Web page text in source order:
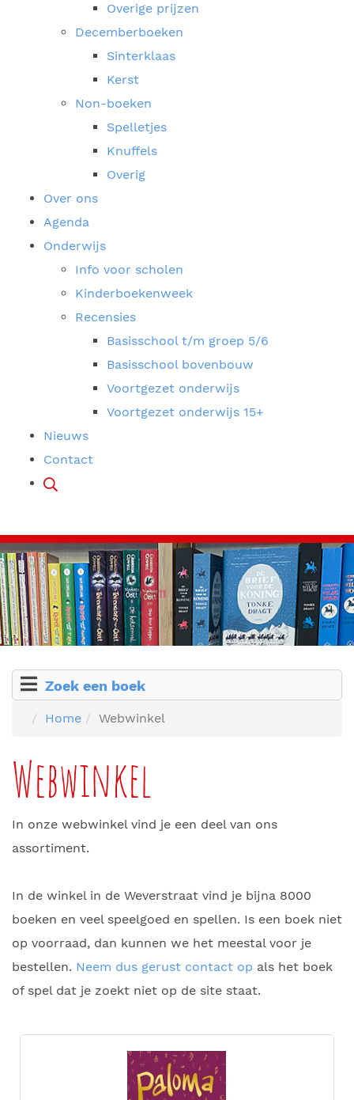
Overige prijzen
Decemberboeken
Sinterklaas
Kerst
Non-boeken
Spelletjes
Knuffels
Overig
Over ons
Agenda
Onderwijs
Info voor scholen
Kinderboekenweek
Recensies
Basisschool t/m groep 5/6
Basisschool bovenbouw
Voortgezet onderwijs
Voortgezet onderwijs 15+
Nieuws
Contact
Zoek een boek
Home Webwinkel
Webwinkel
In onze webwinkel vind je een deel van ons
assortiment.
In de winkel in de Weverstraat vind je bijna 8000
boeken en veel speelgoed en spellen. Is een boek niet
op voorraad, dan kunnen we het meestal voor je
bestellen. Neem dus gerust contact op als het boek
of spel dat je zoekt niet op de site staat.